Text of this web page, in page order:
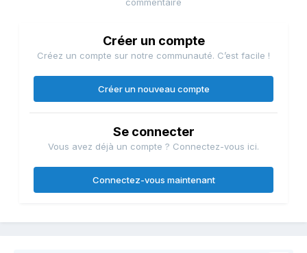
commentaire
Créer un compte
Créez un compte sur notre communauté. C’est facile !
Créer un nouveau compte
Se connecter
Vous avez déjà un compte ? Connectez-vous ici.
Connectez-vous maintenant